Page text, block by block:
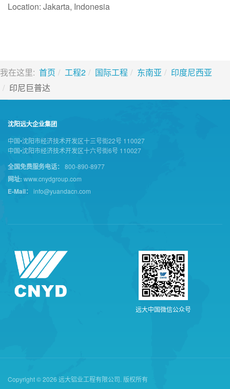
Location: Jakarta, Indonesia
我在这里: 首页 工程2 国际工程 东南亚
印度尼西亚
印尼巨普达
沈阳远大企业集团
中国•沈阳市经济技术开发区十三号街22号 110027
中国•沈阳市经济技术开发区十六号街6号 110027
全国免费服务电话： 800-890-8977
网址: www.cnydgroup.com
E-Mail： info@yuandacn.com
远大中 国微信公众号
Copyright © 2026 远大铝业工程有限公司. 版权所有